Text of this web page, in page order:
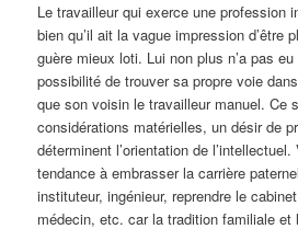
Le travailleur qui exerce une profession
bien qu’il ait la vague impression d’être
guère mieux loti. Lui non plus n’a pas
possibilité de trouver sa propre voie
que son voisin le travailleur manuel. Ce
considérations matérielles, un désir de
déterminent l’orientation de
tendance à embrasser la carrière
instituteur, ingénieur, reprendre le
médecin, etc. car la tradition familiale et